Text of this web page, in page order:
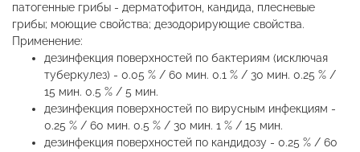
патогенные грибы - дерматофитон, кандида, плесневые
грибы; моющие свойства; дезодорирующие свойства.
Применение:
дезинфекция поверхностей по бактериям (исключая
туберкулез) - 0.05 % / 60 мин. 0.1 % / 30 мин. 0.25 % /
15 мин. 0.5 % / 5 мин.
дезинфекция поверхностей по вирусным инфекциям -
0.25 % / 60 мин. 0.5 % / 30 мин. 1 % / 15 мин.
дезинфекция поверхностей по кандидозу - 0.25 % / 60